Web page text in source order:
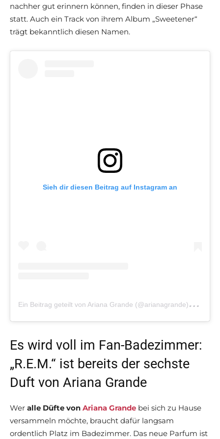
nachher gut erinnern können, finden in dieser Phase
statt. Auch ein Track von ihrem Album „Sweetener“
trägt bekanntlich diesen Namen.
Sieh dir diesen Beitrag auf Instagram an
E
in Beitrag geteilt von Ariana Grande (@arianagrande)
am
Es wird voll im Fan-Badezimmer:
„R.E.M.“ ist bereits der sechste
Duft von Ariana Grande
Wer alle Düfte von Ariana Grande bei sich zu Hause
versammeln möchte, braucht dafür langsam
ordentlich Platz im Badezimmer. Das neue Parfum ist